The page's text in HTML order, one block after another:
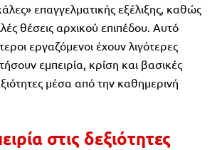
επαγγελματικής εξέλιξης, καθώς
θέσεις αρχικού επιπέδου. Αυτό
εργαζόμενοι έχουν λιγότερες
εμπειρία, κρίση και βασικές
μέσα από την καθημερινή
στις δεξιότητες